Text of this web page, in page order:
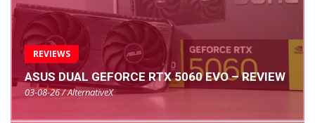
REVIEWS
ASUS DUAL GEFORCE RTX 5060 EVO – REVIEW
03-08-26 / AlternativeX